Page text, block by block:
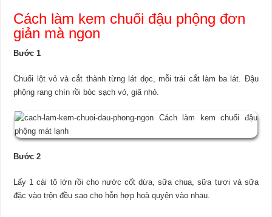
Cách làm kem chuối đậu phộng đơn
giản mà ngon
Bước 1
Chuối lột vỏ và cắt thành từng lát dọc, mỗi trái cắt làm ba lát. Đậu
phộng rang chín rồi bóc sạch vỏ, giã nhỏ.
Bước 2
Lấy 1 cái tô lớn rồi cho nước cốt dừa, sữa chua, sữa tươi và sữa
đặc vào trộn đều sao cho hỗn hợp hoà quyện vào nhau.